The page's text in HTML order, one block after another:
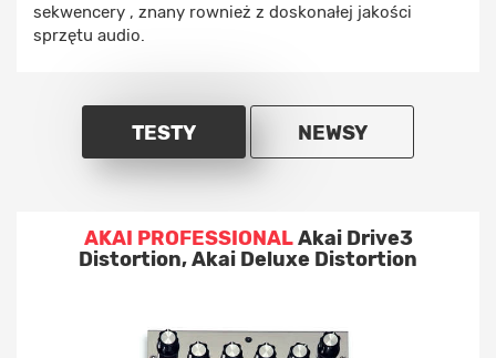
sekwencery , znany rownież z doskonałej jakości
sprzętu audio.
TESTY NEWSY
AKAI PROFESSIONALAkai Drive3
Distortion, Akai Deluxe Distortion